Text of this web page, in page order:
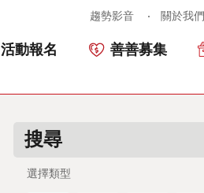
活動報名 善善募集
趨勢影音 關於我們
搜尋
選擇類型